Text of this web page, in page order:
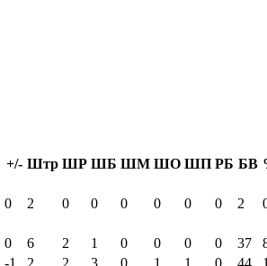
+/- Штр ШР ШБ ШМ ШО ШП РБ БВ
0 2 0 0 0 0 0 0 2
0 6 2 1 0 0 0 0 37
-1 2 2 3 0 1 1 0 44